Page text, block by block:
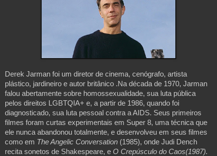
Derek Jarman foi um diretor de cinema, cenógrafo, artista
plástico, jardineiro e autor britânico .Na década de 1970, Jarman
falou abertamente sobre homossexualidade, sua luta pública
pelos direitos LGBTQIA+ e, a partir de 1986, quando foi
diagnosticado, sua luta pessoal contra a AIDS. Seus primeiros
filmes foram curtas experimentais em Super 8, uma técnica que
ele nunca abandonou totalmente, e desenvolveu em seus filmes
como em The Angelic Conversation (1985), onde Judi Dench
recita sonetos de Shakespeare, e